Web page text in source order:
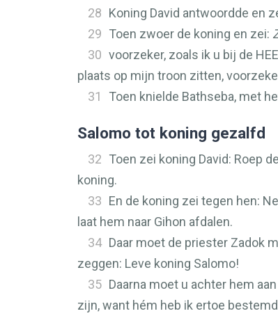
28 Koning David antwoordde en
29 Toen zwoer de koning en zei:
30 voorzeker, zoals ik u bij de
plaats op mijn troon zitten,
31
Toen knielde Bathseba, met
Salomo tot koning gezalfd
32 Toen zei koning David: Roep
koning.
33 En de koning zei tegen hen:
laat hem naar Gihon afdalen.
34 Daar moet de priester Zadok
zeggen: Leve koning Salomo!
35 Daarna moet u achter hem aan
zijn, want hém heb ik ertoe